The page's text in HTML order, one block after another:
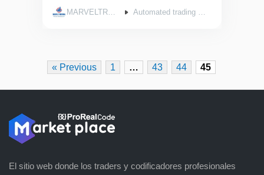
Valorado
en
« Previous 1 … 43 44 45
El sitio web donde los traders y codificadores profesionales